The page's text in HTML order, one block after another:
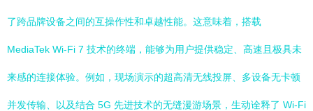
了跨品牌设备之间的互操作性和卓越性能。这意味着，搭载
MediaTek Wi-Fi 7 技术的终端，能够为用户提供稳定、高速且极具未
来感的连接体验。例如，现场演示的超高清无线投屏、多设备无卡顿
并发传输、以及结合 5G 先进技术的无缝漫游场景，生动诠释了 Wi-Fi